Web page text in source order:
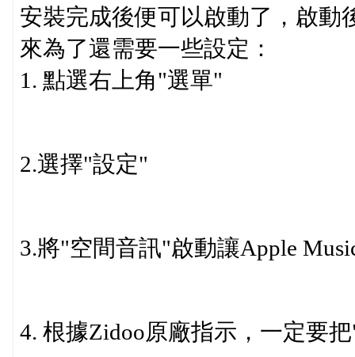
安裝完成後便可以啟動了，啟動
來為了還需要一些設定：
1. 點選右上角"選單"
2.選擇"設定"
3.將"空間音訊"啟動讓Apple
4. 根據Zidoo原廠指示，一定要